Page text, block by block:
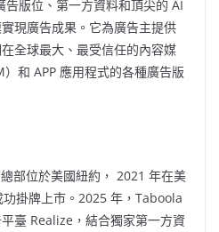
版位、第一方資料和頂尖的 AI
現廣告成果。它為廣告主提供
全球最大、最受信任的內容媒
和 APP 應用程式的各種廣告版
部位於美國紐約， 2021 年在美
掛牌上市。2025 年，Taboola
臺 Realize，結合獨家第一方資